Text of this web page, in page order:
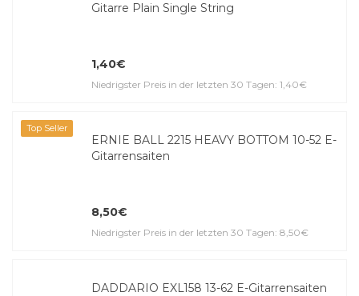
Gitarre Plain Single String
1,40€
Niedrigster Preis in der letzten 30 Tagen: 1,40€
Top Seller
ERNIE BALL 2215 HEAVY BOTTOM 10-52 E-
Gitar­ren­saiten
8,50€
Niedrigster Preis in der letzten 30 Tagen: 8,50€
DADDARIO EXL158 13-62 E-Gitar­ren­saiten